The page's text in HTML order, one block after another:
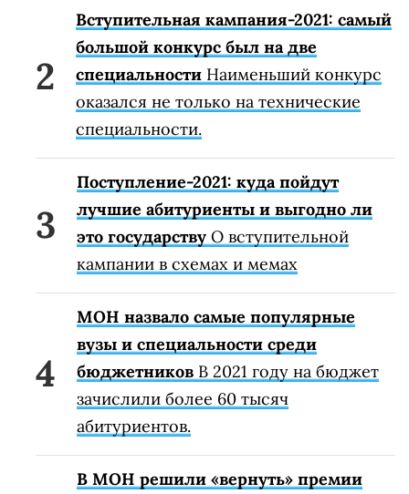
Вступительная кампания-2021: самый
большой конкурс был на две
специальности Наименьший конкурс
оказался не только на технические
специальности.
Поступление-2021: куда пойдут
лучшие абитуриенты и выгодно ли
это государству О вступительной
кампании в схемах и мемах
МОН назвало самые популярные
вузы и специальности среди
бюджетников В 2021 году на бюджет
зачислили более 60 тысяч
абитуриентов.
В МОН решили «вернуть» премии